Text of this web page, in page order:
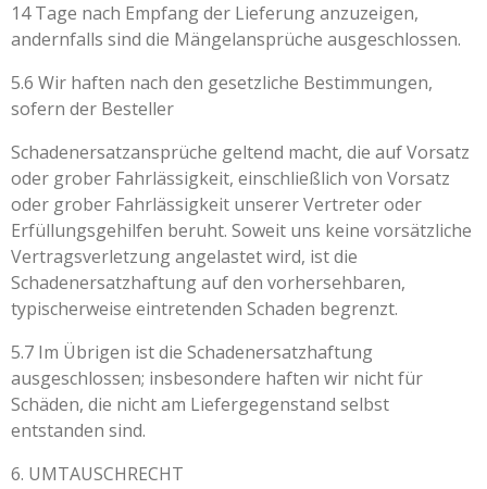
14 Tage nach Empfang der Lieferung anzuzeigen,
andernfalls sind die Mängelansprüche ausgeschlossen.
5.6 Wir haften nach den gesetzliche Bestimmungen,
sofern der Besteller
Schadenersatzansprüche geltend macht, die auf Vorsatz
oder grober Fahrlässigkeit, einschließlich von Vorsatz
oder grober Fahrlässigkeit unserer Vertreter oder
Erfüllungsgehilfen beruht. Soweit uns keine vorsätzliche
Vertragsverletzung angelastet wird, ist die
Schadenersatzhaftung auf den vorhersehbaren,
typischerweise eintretenden Schaden begrenzt.
5.7 Im Übrigen ist die Schadenersatzhaftung
ausgeschlossen; insbesondere haften wir nicht für
Schäden, die nicht am Liefergegenstand selbst
entstanden sind.
6. UMTAUSCHRECHT